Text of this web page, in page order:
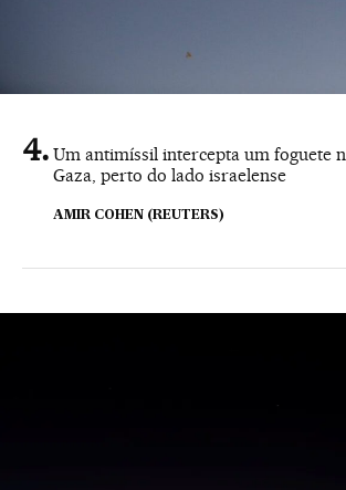
Um antimíssil intercepta um foguete
Gaza, perto do lado israelense
AMIR COHEN (REUTERS)